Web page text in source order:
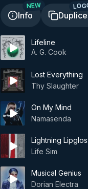
Info
NEW
Lifeline
A. G. Cook
Lost Everything
Thy Slaughter
On My Mind
Namasenda
Lightning
Life Sim
Musical Genius
Dorian Electra